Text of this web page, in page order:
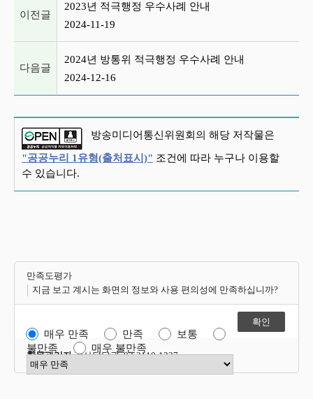
이전글
2023년 적극행정 우수사례 안내
2024-11-19
다음글
2024년 방통위 적극행정 우수사례 안내
2024-12-16
방송미디어통신위원회의 해당 저작물은
"공공누리 1유형(출처표시)" 조건에 따라 누구나 이용할
수 있습니다.
만족도평가
지금 보고 계시는 화면의 정보와 사용 편의성에 만족하십니까?
매우 만족 만족
보통
불만족
매우 불만족
만족도 점수 선택
항목관리자감사담당관 02-2110-1227